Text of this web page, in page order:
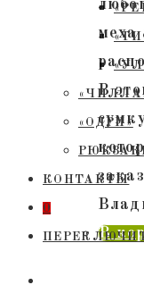
«ОДРИ»
КОНТАКТЫ
0
меха
В
В